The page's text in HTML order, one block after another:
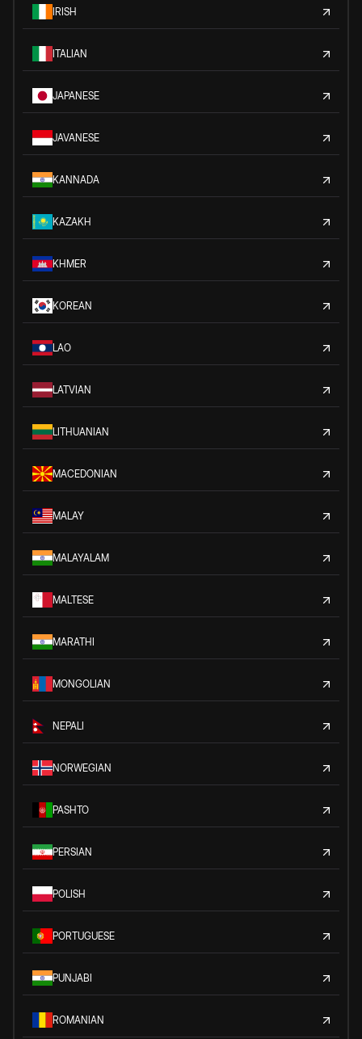
IRISH
ITALIAN
JAPANESE
JAVANESE
KANNADA
KAZAKH
KHMER
KOREAN
LAO
LATVIAN
LITHUANIAN
MACEDONIAN
MALAY
MALAYALAM
MALTESE
MARATHI
MONGOLIAN
NEPALI
NORWEGIAN
PASHTO
PERSIAN
POLISH
PORTUGUESE
PUNJABI
ROMANIAN